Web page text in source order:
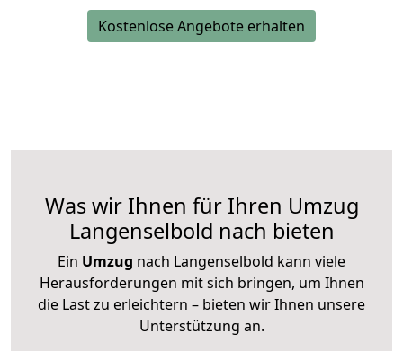
Kostenlose Angebote erhalten
Was wir Ihnen für Ihren Umzug
Langenselbold nach bieten
Ein Umzug nach Langenselbold kann viele
Herausforderungen mit sich bringen, um Ihnen
die Last zu erleichtern – bieten wir Ihnen unsere
Unterstützung an.